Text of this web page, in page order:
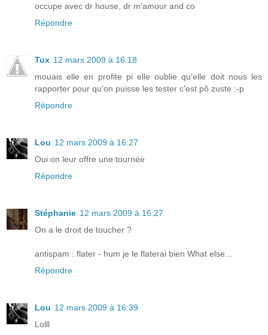
occupe avec dr house, dr m'amour and co
Répondre
Tux 12 mars 2009 à 16:18
mouais elle en profite pi elle oublie qu'elle doit nous les
rapporter pour qu'on puisse les tester c'est pô zuste :-p
Répondre
Lou 12 mars 2009 à 16:27
Oui on leur offre une tournée
Répondre
Stéphanie 12 mars 2009 à 16:27
On a le droit de toucher ?
antispam : flater - hum je le flaterai bien What else...
Répondre
Lou 12 mars 2009 à 16:39
Lolll